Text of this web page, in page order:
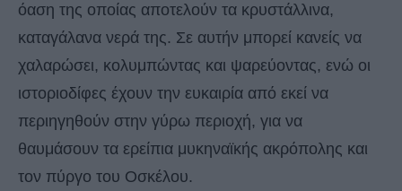
όαση της οποίας αποτελούν τα κρυστάλλινα,
καταγάλανα νερά της. Σε αυτήν μπορεί κανείς να
χαλαρώσει, κολυμπώντας και ψαρεύοντας, ενώ οι
ιστοριοδίφες έχουν την ευκαιρία από εκεί να
περιηγηθούν στην γύρω περιοχή, για να
θαυμάσουν τα ερείπια μυκηναϊκής ακρόπολης και
τον πύργο του Οσκέλου.